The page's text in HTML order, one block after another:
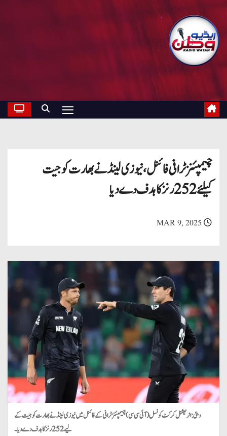
چیمپئنز ٹرافی فائنل، نیوزی لینڈ نے بھارت کو جیت
کیلئے 252 رنز کا ہدف دے دیا
MAR 9, 2025
دبئی: انرنیشنل کرکٹ کونسل (آئی سی سی) چیمپئنز ٹرافی کے فائنل میں نیوزی لینڈ نے بھارت کو جیت کے
لیے 252 رنز کا ہدف دے دیا۔